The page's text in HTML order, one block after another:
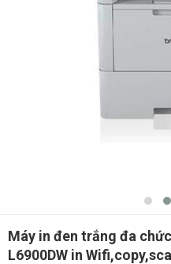
Máy in đen trắng đa
L6900DW in